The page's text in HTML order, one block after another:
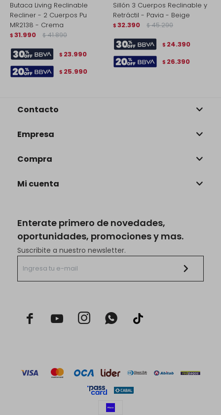
Butaca Living Reclinable
Recliner - 2 Cuerpos Pu
MR2138 - Crema
$ 31.990 $ 41.890
$ 23.990
$ 25.990
Sillón 3 Cuerpos Reclinable y
Retráctil - Pavia - Beige
$ 32.390 $ 45.290
$ 24.390
$ 26.390
Enterate primero de novedades,
oportunidades, promociones y mas.
Suscribite a nuestro newsletter.
  
Contacto
Empresa
Compra
Mi cuenta